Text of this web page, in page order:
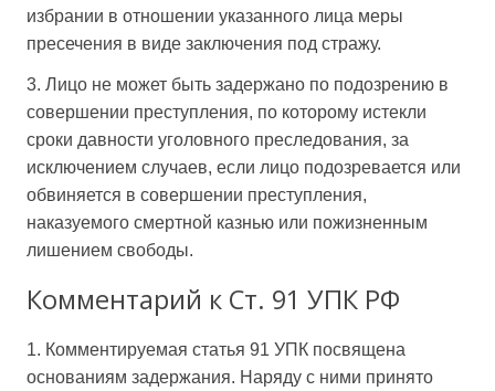
избрании в отношении указанного лица меры
пресечения в виде заключения под стражу.
3. Лицо не может быть задержано по подозрению в
совершении преступления, по которому истекли
сроки давности уголовного преследования, за
исключением случаев, если лицо подозревается или
обвиняется в совершении преступления,
наказуемого смертной казнью или пожизненным
лишением свободы.
Комментарий к Ст. 91 УПК РФ
1. Комментируемая статья 91 УПК посвящена
основаниям задержания. Наряду с ними принято